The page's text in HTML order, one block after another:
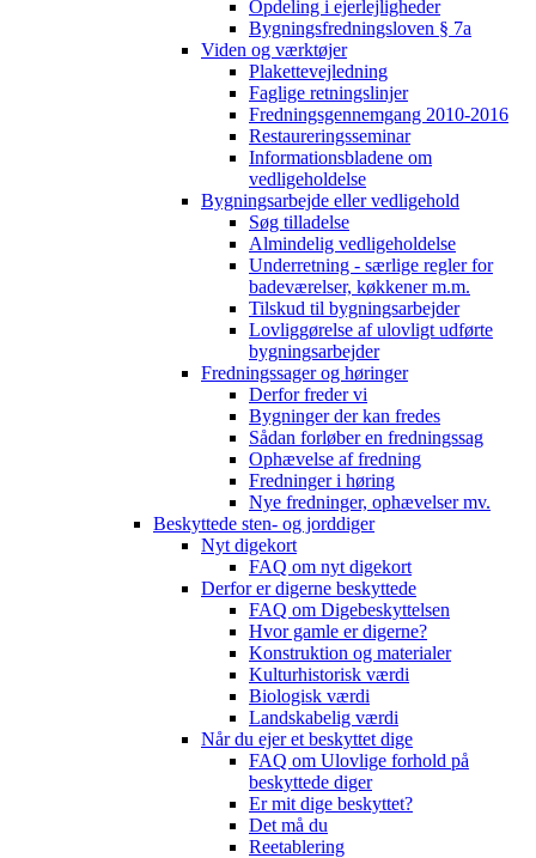
Opdeling i ejerlejligheder
Bygningsfredningsloven § 7a
Viden og værktøjer
Plakettevejledning
Faglige retningslinjer
Fredningsgennemgang 2010-2016
Restaureringsseminar
Informationsbladene om
vedligeholdelse
Bygningsarbejde eller vedligehold
Søg tilladelse
Almindelig vedligeholdelse
Underretning - særlige regler for
badeværelser, køkkener m.m.
Tilskud til bygningsarbejder
Lovliggørelse af ulovligt udførte
bygningsarbejder
Fredningssager og høringer
Derfor freder vi
Bygninger der kan fredes
Sådan forløber en fredningssag
Ophævelse af fredning
Fredninger i høring
Nye fredninger, ophævelser mv.
Beskyttede sten- og jorddiger
Nyt digekort
FAQ om nyt digekort
Derfor er digerne beskyttede
FAQ om Digebeskyttelsen
Hvor gamle er digerne?
Konstruktion og materialer
Kulturhistorisk værdi
Biologisk værdi
Landskabelig værdi
Når du ejer et beskyttet dige
FAQ om Ulovlige forhold på
beskyttede diger
Er mit dige beskyttet?
Det må du
Reetablering